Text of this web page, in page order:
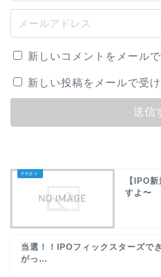
新しいコメントをメール
新しい投稿をメールで受
【IPO
すよ〜
当選！！IPOフィックスターズで
がっ…